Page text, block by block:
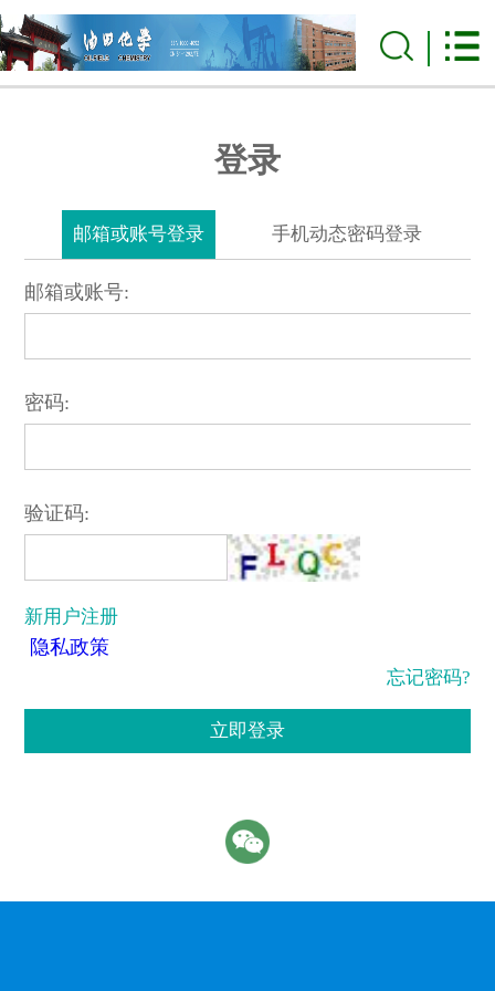
登录
邮箱或账号登录 手机动态密码登录
邮箱或账号:
密码:
验证码:
新用户注册
隐私政策
忘记密码?
立即登录